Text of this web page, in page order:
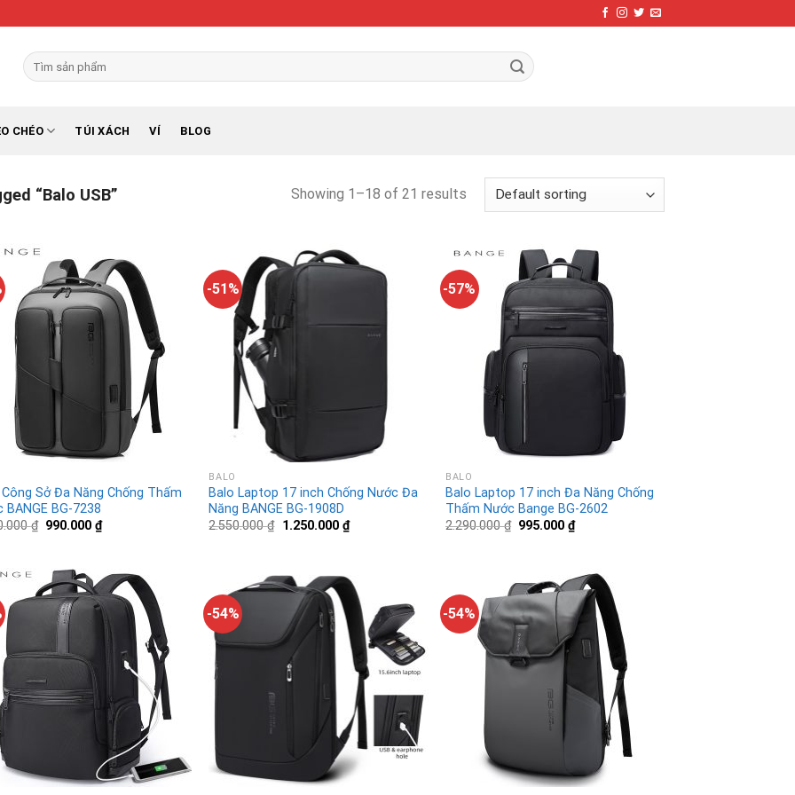
Search
for:
CHÉO TÚI XÁCH VÍ BLOG
“Balo USB” Showing 1–18 of 21 results
Công Sở Đa Năng Chống Thấm
BANGE BG-7238
₫ 990.000₫
-51%
BALO
Balo Laptop 17 inch Chống Nước Đa
Năng BANGE BG-1908D
2.550.000₫ 1.250.000 ₫
-57%
BALO
Balo Laptop 17 inch Đa Năng Chống
Thấm Nước Bange BG-2602
2.290.000₫ 995.000₫
-54% -54%